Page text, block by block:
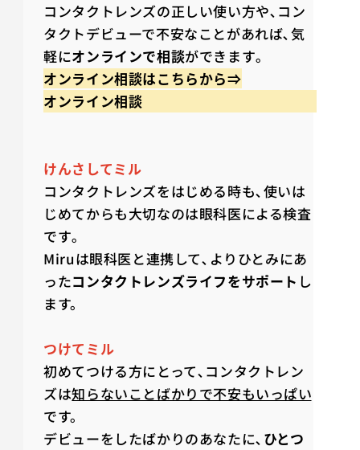
コンタクトレンズの正しい使い方や､コン
タクトデビューで不安なことがあれば､気
軽にオンラインで相談ができます｡
オンライン相談はこちらから⇒
オンライン相談
けんさしてミル
コンタクトレンズをはじめる時も､使いは
じめてからも大切なのは眼科医による検査
です｡
Miruは眼科医と連携して､よりひとみにあ
ったコンタクトレンズライフをサポート し
ます。
つけてミル
初めてつける方にとって､コンタクトレン
ズは知らないことばかりで不安もいっぱい
です。
デビューをしたばかりのあなたに､ ひとつ